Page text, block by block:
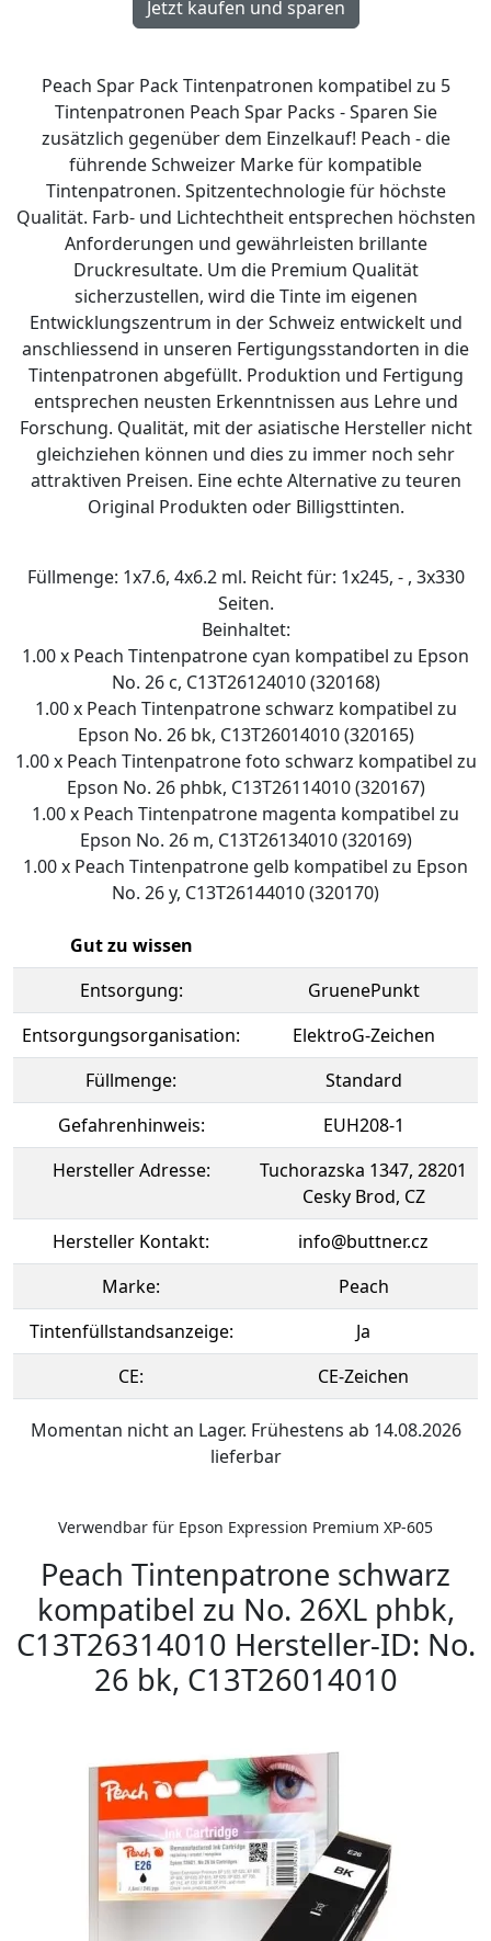
Peach Spar Pack Tintenpatronen kompatibel zu 5
Tintenpatronen Peach Spar Packs - Sparen Sie
zusätzlich gegenüber dem Einzelkauf! Peach - die
führende Schweizer Marke für kompatible
Tintenpatronen. Spitzentechnologie für höchste
Qualität. Farb- und Lichtechtheit entsprechen höchsten
Anforderungen und gewährleisten brillante
Druckresultate. Um die Premium Qualität
sicherzustellen, wird die Tinte im eigenen
Entwicklungszentrum in der Schweiz entwickelt und
anschliessend in unseren Fertigungsstandorten in die
Tintenpatronen abgefüllt. Produktion und Fertigung
entsprechen neusten Erkenntnissen aus Lehre und
Forschung. Qualität, mit der asiatische Hersteller nicht
gleichziehen können und dies zu immer noch sehr
attraktiven Preisen. Eine echte Alternative zu teuren
Original Produkten oder Billigsttinten.
Füllmenge: 1x7.6, 4x6.2 ml. Reicht für: 1x245, - , 3x330
Seiten.
Beinhaltet:
1.00 x Peach Tintenpatrone cyan kompatibel zu Epson
No. 26 c, C13T26124010 (320168)
1.00 x Peach Tintenpatrone schwarz kompatibel zu
Epson No. 26 bk, C13T26014010 (320165)
1.00 x Peach Tintenpatrone foto schwarz kompatibel zu
Epson No. 26 phbk, C13T26114010 (320167)
1.00 x Peach Tintenpatrone magenta kompatibel zu
Epson No. 26 m, C13T26134010 (320169)
1.00 x Peach Tintenpatrone gelb kompatibel zu Epson
No. 26 y, C13T26144010 (320170)
Gut zu wissen
Entsorgung:
GruenePunkt
Entsorgungsorganisation:
ElektroG-Zeichen
Füllmenge:
Standard
Gefahrenhinweis:
EUH208-1
Hersteller Adresse:
Tuchorazska 1347, 28201
Cesky Brod, CZ
Hersteller Kontakt:
info@buttner.cz
Marke:
Peach
Tintenfüllstandsanzeige:
Ja
CE:
CE-Zeichen
Momentan nicht an Lager. Frühestens ab 14.08.2026
lieferbar
Verwendbar für Epson Expression Premium XP-605
Peach Tintenpatrone schwarz
kompatibel zu No. 26XL phbk,
C13T26314010 Hersteller-ID: No.
26 bk, C13T26014010